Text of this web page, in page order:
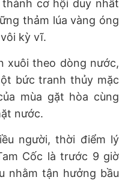
cơ hội duy nhất
thảm lúa vàng óng
kỳ vĩ.
xuôi theo dòng nước,
bức tranh thủy mặc
mùa gặt hòa cùng
nước.
người, thời điểm lý
Cốc là trước 9 giờ
nhằm tận hưởng bầu